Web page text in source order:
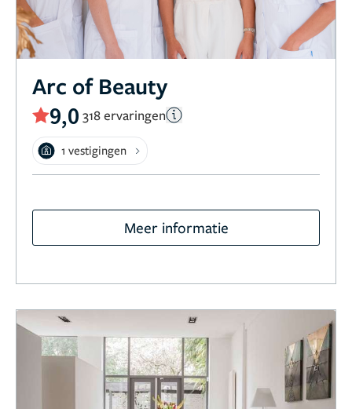
Arc of Beauty
9,0 318 ervaringen
1 vestigingen
Meer informatie